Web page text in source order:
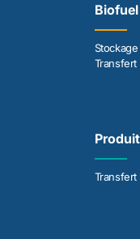
Biofuel
Transfert